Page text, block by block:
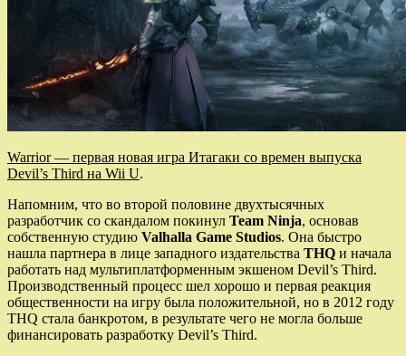
Warrior— первая новая игра Итагаки со времен выпуска
Devil’s Third на Wii U.
Напомним, что во второй половине двухтысячных
разработчик со скандалом покинул Team Ninja, основав
собственную студию Valhalla Game Studios. Она быстро
нашла партнера в лице западного издательства THQ и начала
работать над мультиплатформенным экшеном Devil’s Third.
Производственный процесс шел хорошо и первая реакция
общественности на игру была положительной, но в 2012 году
THQ стала банкротом, в результате чего не могла больше
финансировать разработку Devil’s Third.